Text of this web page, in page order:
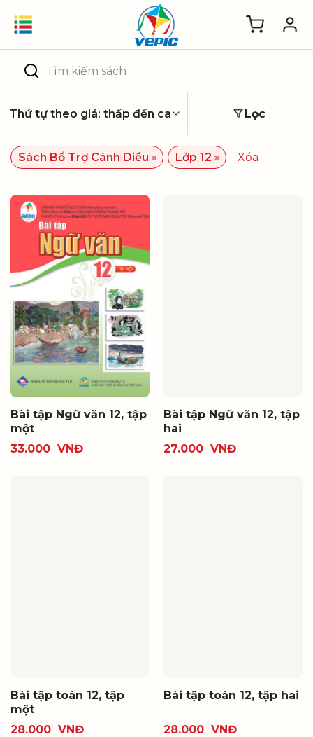
Tìm
kiếm:
Lọc
Sách Bổ Trợ Cánh Diều × Lớp 12 × Xóa
Bài tập Ngữ văn 12, tập
một
33.000 VNĐ
Bài tập Ngữ văn 12, tập
hai
27.000 VNĐ
Bài tập toán 12, tập
một
28.000 VNĐ
Bài tập toán 12, tập hai
28.000 VNĐ